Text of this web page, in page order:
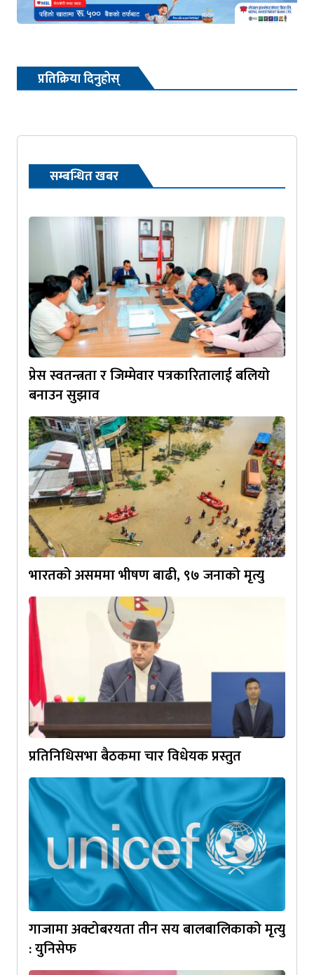
प्रतिक्रिया दिनुहोस्
सम्बन्धित खबर
प्रेस स्वतन्त्रता र जिम्मेवार पत्रकारितालाई बलियो
बनाउन सुझाव
भारतको असममा भीषण बाढी, ९७ जनाको मृत्यु
प्रतिनिधिसभा बैठकमा चार विधेयक प्रस्तुत
गाजामा अक्टोबरयता तीन सय बालबालिकाको मृत्यु
: युनिसेफ